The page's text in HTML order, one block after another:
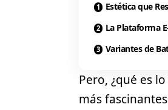
Estética que
La Plataforma
Variantes de
Pero, ¿qué es
más